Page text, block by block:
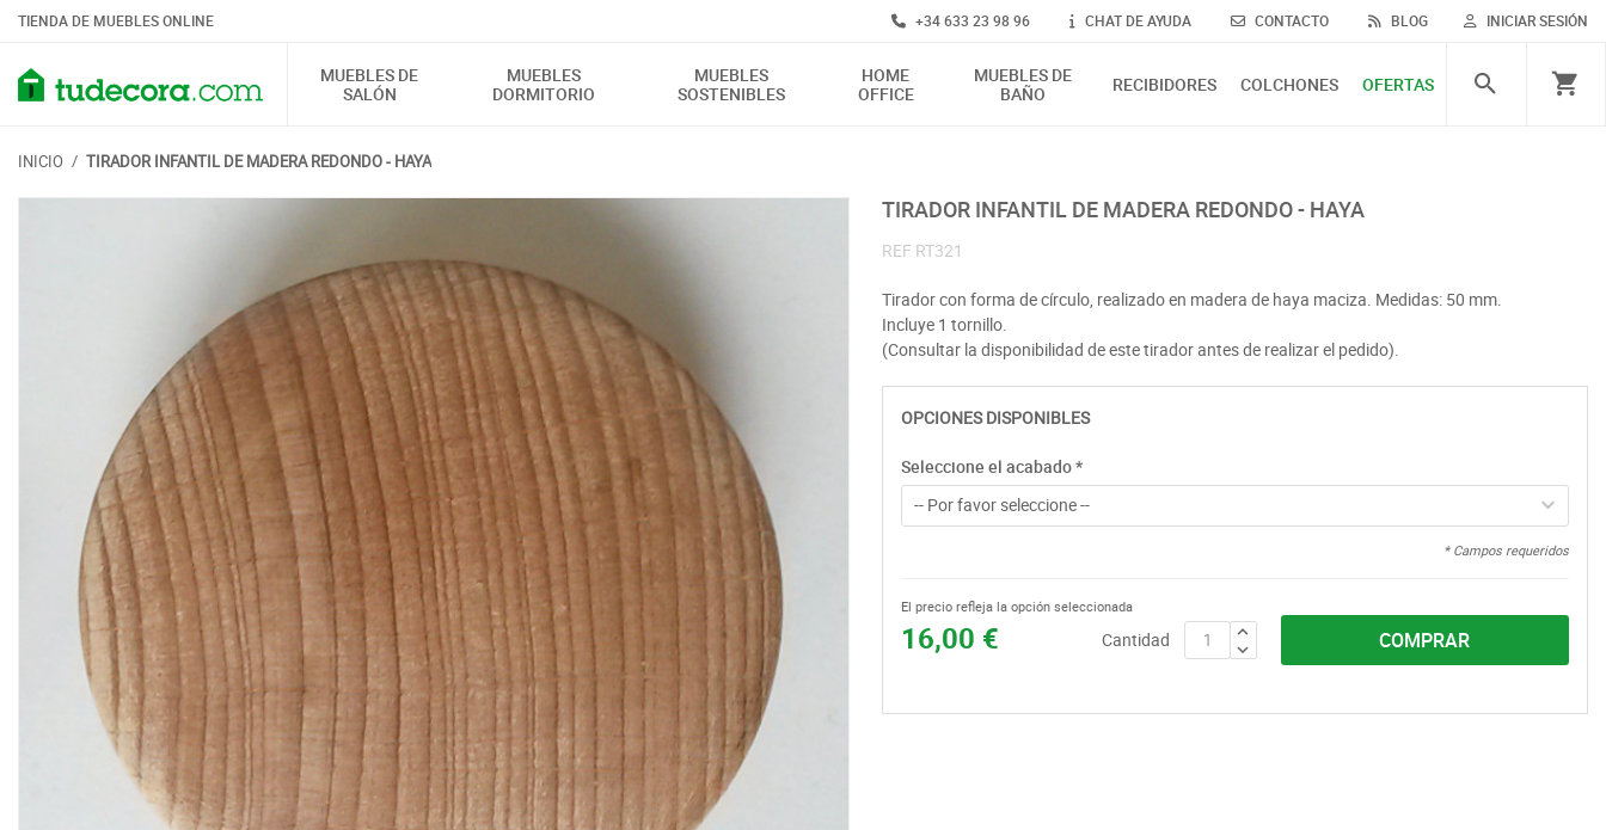
TIENDA DE MUEBLES ONLINE INICIAR SESIÓN
+34 633 23 98 96 CHAT DE AYUDA CONTACTO BLOG
MUEBLES DE
SALÓN
MUEBLES
DORMITORIO
MUEBLES
SOSTENIBLES
HOME
OFFICE
MUEBLES DE
BAÑO
RECIBIDORES COLCHONES OFERTAS
INICIO / TIRADOR INFANTIL DE MADERA REDONDO - HAYA
TIRADOR INFANTIL DE MADERA REDONDO - HAYA
REF RT321
Tirador con forma de círculo, realizado en madera de haya maciza. Medidas: 50 mm.
Incluye 1 tornillo.
(Consultar la disponibilidad de este tirador antes de realizar el pedido).
OPCIONES DISPONIBLES
Seleccione el acabado*
-- Por favor seleccione --
* Campos requeridos
16,00 €
El precio refleja la opción seleccionada
Cantidad COMPRAR